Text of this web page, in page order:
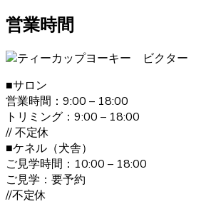
2021.1.19
特徴です。”動く宝石”と呼ばれとても上
れが必要です。伸びた被毛を結んだり、
い主の好みによってオシャレを楽しむこ
購入の際は、是非ベベドールへお問い合
2020.12.30
ヨークシャーテリアの毛色は「ダーク・
ー」と言われます。 子犬の頃は黒色の割
営業時間
■サロン
営業時間：9:00 – 18:00
トリミング：9:00 – 18:00
// 不定休
■ケネル（犬舎）
ご見学時間：10:00 – 18:00
ご見学：要予約
//不定休